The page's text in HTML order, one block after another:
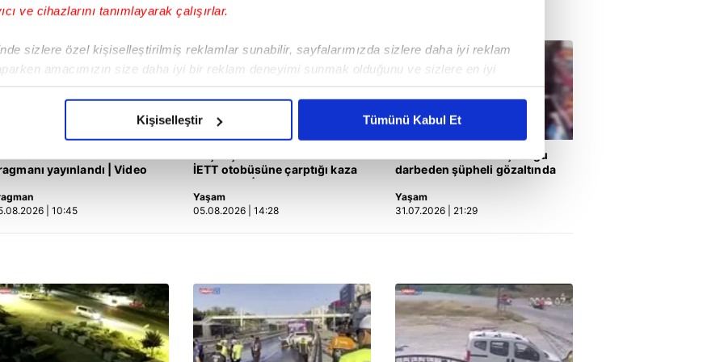
ve cihazlarını tanımlayarak çalışırlar.
sizlere özel kişiselleştirilmiş reklamlar sunabilir, sayfalarımızda sizlere daha iyi reklam
amacımızın size daha iyi bir reklam deneyimi sunmak olduğunu ve sizlere en iyi
gelen çabayı gösterdiğimizi ve bu noktada, reklamların maliyetlerimizi karşılamak
verileriniz işlenmekte olup gerekli olan çerezler bilgi toplumu hizmetlerinin sunulması
yer alan panel vasıtasıyla belirleyebilirsiniz. Çerezlere ilişkin detaylı bilgi için Ayarlar
Metnimiziziyaret edebilirsiniz.
Kanunu uyarınca hazırlanmış Aydınlatma Metnimizi okumak ve sitemizde ilgili
Kişiselleştir Tümünü Kabul Et
yayınlandı | Video
| 10:45
İETT otobüsüne çarptığı kaza
Yaşam
05.08.2026 | 14:28
Mersin'de markette çocuğu
darbeden şüpheli gözaltında
Yaşam
31.07.2026 | 21:29